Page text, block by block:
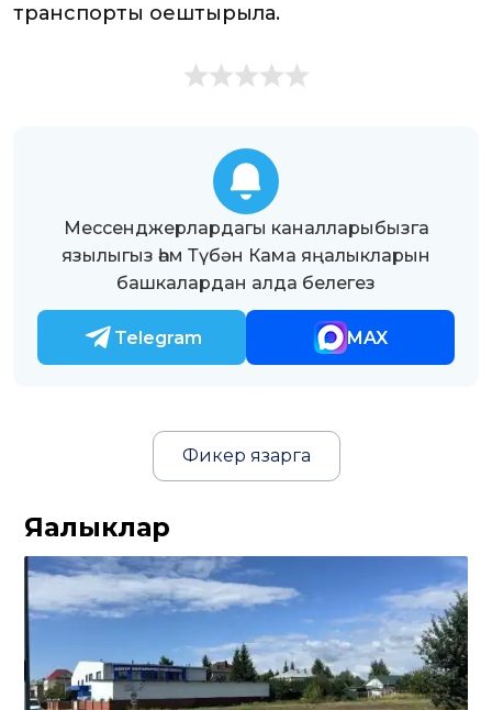
транспорты оештырыла.
Мессенджерлардагы каналларыбызга
язылыгыз һәм Түбән Кама яңалыкларын
башкалардан алда белегез
Telegram MAX
Фикер язарга
Яңалыклар